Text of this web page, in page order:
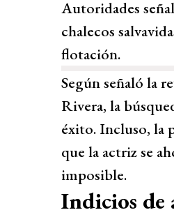
Autoridades
chalecos
flotación.
Según señaló la
Rivera, la
éxito. Incluso, la
que la actriz se
imposible.
Indicios de